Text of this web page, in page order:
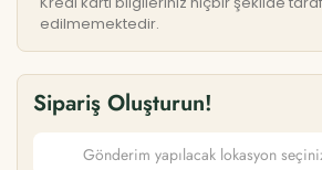
Sipariş Oluşturun!
edilmemektedir.